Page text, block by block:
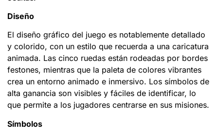
Diseño
El diseño gráfico del juego es notablemente detallado
y colorido, con un estilo que recuerda a una caricatura
animada. Las cinco ruedas están rodeadas por bordes
festones, mientras que la paleta de colores vibrantes
crea un entorno animado e inmersivo. Los símbolos de
alta ganancia son visibles y fáciles de identificar, lo
que permite a los jugadores centrarse en sus misiones.
Símbolos